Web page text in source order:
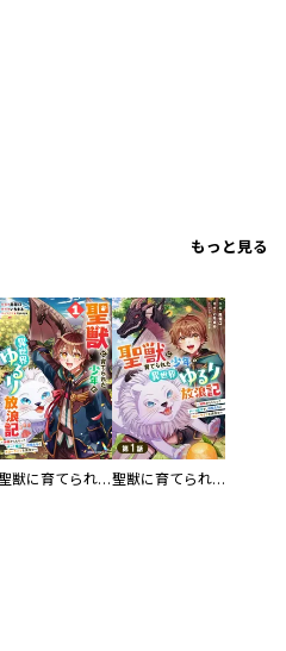
もっと見る
聖獣に育てられた少年の異世界ゆるり放浪記～神様からもらったチート魔法で、仲間たちとスローライフを満喫中～ 聖獣に育てられた少年の異世界ゆるり放浪記～神様からもらったチート魔法で、仲間たちとスローライフを満喫中～【分冊版】